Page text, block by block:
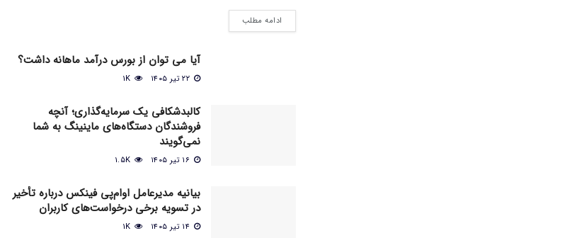
ادامه مطلب
آیا می‌ توان از بورس درآمد ماهانه داشت؟
کالبدشکافی یک سرمایه‌گذاری؛ آنچه
فروشندگان دستگاه‌های ماینینگ به شما
نمی‌گویند
بیانیه مدیرعامل او‌ام‌پی فینکس درباره تأخیر
در تسویه برخی درخواست‌های کاربران